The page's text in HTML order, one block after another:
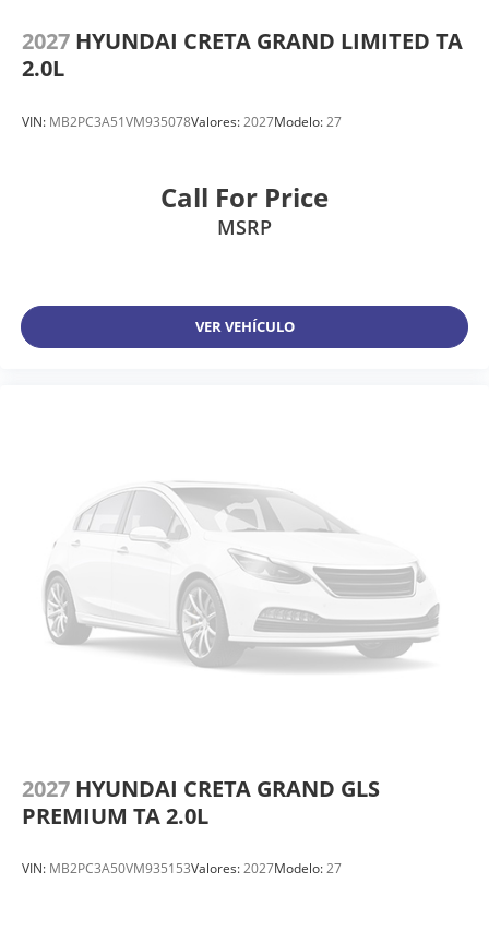
2027 HYUNDAI CRETA GRAND LIMITED TA
2.0L
VIN: MB2PC3A51VM935078Valores:2027Modelo:27
Call For Price
MSRP
VER VEHÍCULO
2027 HYUNDAI CRETA GRAND GLS
PREMIUM TA 2.0L
VIN: MB2PC3A50VM935153Valores:2027Modelo:27